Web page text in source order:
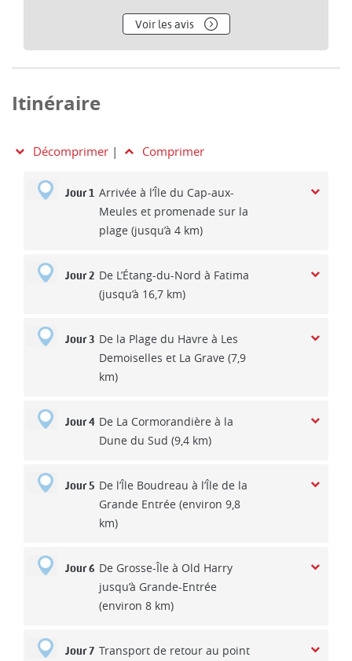
Voir les avis
Itinéraire
Décomprimer | Comprimer
Jour 1 Arrivée à l’Île du Cap-aux-
Meules et promenade sur la
plage (jusqu’à 4 km)
Jour 2 De L’Étang-du-Nord à Fatima
(jusqu’à 16,7 km)
Jour 3 De la Plage du Havre à Les
Demoiselles et La Grave (7,9
km)
Jour 4 De La Cormorandière à la
Dune du Sud (9,4 km)
Jour 5 De l’Île Boudreau à l’Île de la
Grande Entrée (environ 9,8
km)
Jour 6 De Grosse-Île à Old Harry
jusqu’à Grande-Entrée
(environ 8 km)
Jour 7 Transport de retour au point